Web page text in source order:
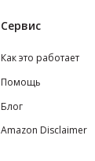
Сервис
Как это работает
Помощь
Блог
Amazon Disclaimer